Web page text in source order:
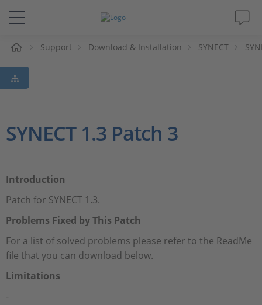
Solutions & Produits
Support
Carrières
Support Download & Installation SYNECT
SYNECT 1.3 Patch 3
Introduction
Patch for SYNECT 1.3.
Problems Fixed by This Patch
For a list of solved problems please refer to the ReadMe
file that you can download below.
Limitations
-